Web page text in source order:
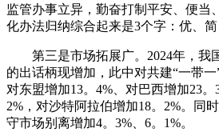
监管办事立异，勤奋打制平安、便当
化办法归纳综合起来是3个字：优、简
第三是市场拓展广。2024年，我
的出话柄现增加，此中对共建“一带一
对东盟增加13。4%、对巴西增加23。
2%，对沙特阿拉伯增加18。2%。同
守市场别离增加4。3%、6。1%。